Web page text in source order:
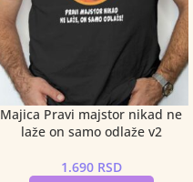
Majica Pravi majstor nikad ne
laže on samo odlaže v2
1.690 RSD